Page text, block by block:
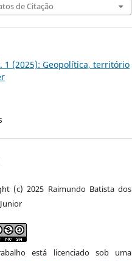
de Citação
1 (2025): Geopolítica, território
(c) 2025 Raimundo Batista dos
está licenciado sob uma